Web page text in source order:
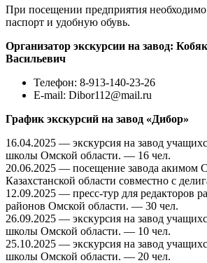
При посещении предприятия
паспорт и удобную обувь.
Организатор экскурсии на завод:
Васильевич
Телефон: 8-913-140-23-26
E-mail: Dibor112@mail.ru
График экскурсий на завод «Дибор»
16.04.2025 — экскурсия на завод
школы Омской области. — 16 чел.
20.06.2025 — посещение завода акимом
Казахстанской области совместно с
12.09.2025 — пресс-тур для редакторов
районов Омской области. — 30 чел.
26.09.2025 — экскурсия на завод
школы Омской области. — 10 чел.
25.10.2025 — экскурсия на завод
школы Омской области. — 20 чел.